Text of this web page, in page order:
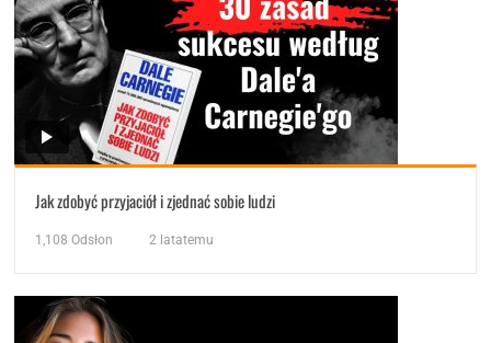
Jak zdobyć przyjaciół i zjednać sobie ludzi
1,108 Odsłon 2 latatemu